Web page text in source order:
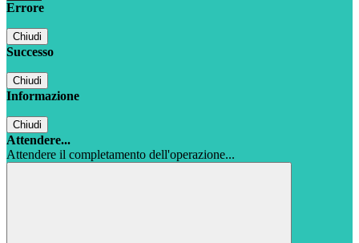
Errore
Chiudi
Successo
Chiudi
Informazione
Chiudi
Attendere...
Attendere il completamento dell'operazione...